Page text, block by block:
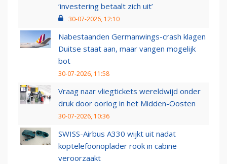
‘investering betaalt zich uit’
30-07-2026, 12:10
Nabestaanden Germanwings-crash klagen
Duitse staat aan, maar vangen mogelijk
bot
30-07-2026, 11:58
Vraag naar vliegtickets wereldwijd onder
druk door oorlog in het Midden-Oosten
30-07-2026, 10:36
SWISS-Airbus A330 wijkt uit nadat
koptelefoonoplader rook in cabine
veroorzaakt